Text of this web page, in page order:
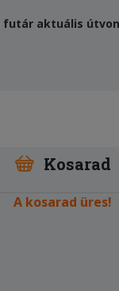
futár aktuális
Kosarad
A kosarad üres!